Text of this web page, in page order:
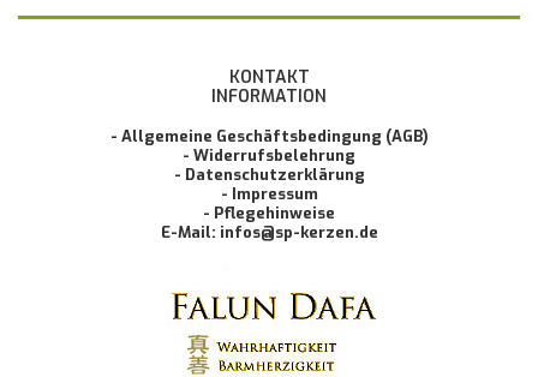
KONTAKT
INFORMATION
- Allgemeine Geschäftsbedingung (AGB)
- Widerrufsbelehrung
- Datenschutzerklärung
- Impressum
- Pflegehinweise
E-Mail: infos@sp-kerzen.de